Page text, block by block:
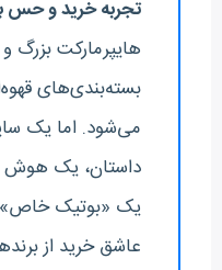
تجربه خرید و حس
هایپرمارکت
بسته‌بندی‌های
می‌شود. اما یک
داستان، یک
یک «بوتیک خاص»
عاشق خرید از